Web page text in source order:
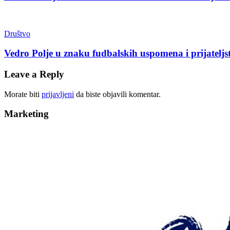
Društvo
Vedro Polje u znaku fudbalskih uspomena i
Leave a Reply
Morate biti prijavljeni da biste objavili komentar.
Marketing